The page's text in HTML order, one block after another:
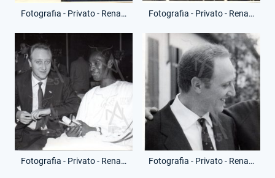
Fotografia - Privato - Renato Ziaco Fotografia - Privato - Renato Ziaco
Fotografia - Privato - Renato Ziaco Fotografia - Privato - Renato Ziaco